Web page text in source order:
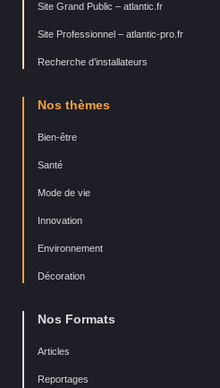
Site Grand Public – atlantic.fr
Site Professionnel – atlantic-pro.fr
Recherche d’installateurs
Nos thèmes
Bien-être
Santé
Mode de vie
Innovation
Environnement
Décoration
Nos Formats
Articles
Reportages